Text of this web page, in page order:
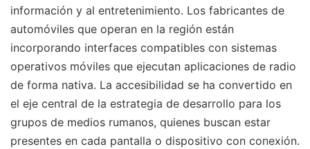
información y al entretenimiento. Los fabricantes de
automóviles que operan en la región están
incorporando interfaces compatibles con sistemas
operativos móviles que ejecutan aplicaciones de radio
de forma nativa. La accesibilidad se ha convertido en
el eje central de la estrategia de desarrollo para los
grupos de medios rumanos, quienes buscan estar
presentes en cada pantalla o dispositivo con conexión.